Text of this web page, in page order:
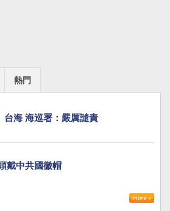
熱門
台海 海巡署：嚴厲譴責
戴中共國徽帽